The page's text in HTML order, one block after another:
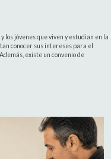
los jóvenes que viven y estudian en la
conocer sus intereses para el
existe un convenio de